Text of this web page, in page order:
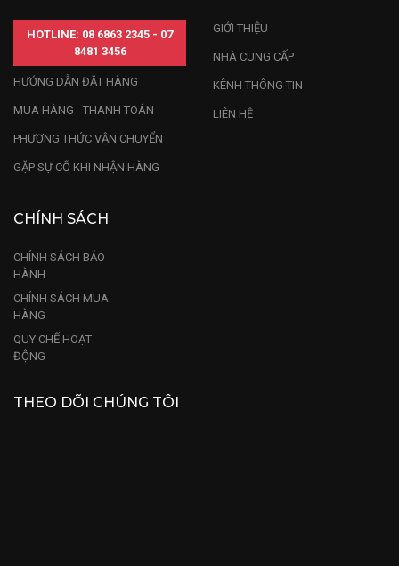
HOTLINE: 08 6863 2345 - 07
8481 3456
HƯỚNG DẪN ĐẶT HÀNG
MUA HÀNG - THANH TOÁN
PHƯƠNG THỨC VẬN CHUYỂN
GẶP SỰ CỐ KHI NHẬN HÀNG
GIỚI THIỆU
NHÀ CUNG CẤP
KÊNH THÔNG TIN
LIÊN HỆ
CHÍNH SÁCH
CHÍNH SÁCH BẢO
HÀNH
CHÍNH SÁCH MUA
HÀNG
QUY CHẾ HOẠT
ĐỘNG
THEO DÕI CHÚNG TÔI